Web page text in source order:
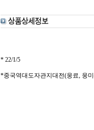
* 22/1/5
*중국역대도자관지대전(웅료, 웅